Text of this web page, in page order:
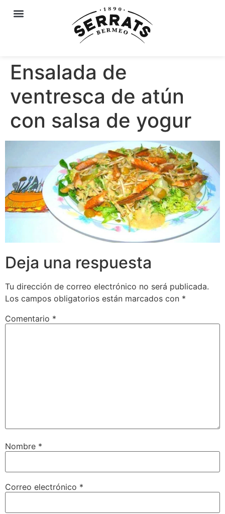
Ensalada de
ventresca de atún
con salsa de yogur
Deja una respuesta
Tu dirección de correo electrónico no será publicada.
Los campos obligatorios están marcados con *
Comentario *
Nombre *
Correo electrónico *